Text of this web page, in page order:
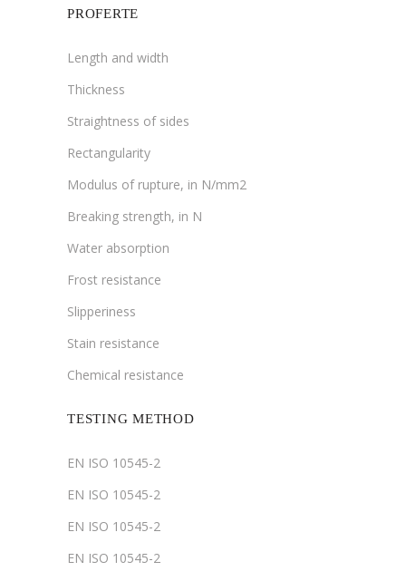
PROFERTE
Length and width
Thickness
Straightness of sides
Rectangularity
Modulus of rupture, in N/mm2
Breaking strength, in N
Water absorption
Frost resistance
Slipperiness
Stain resistance
Chemical resistance
TESTING METHOD
EN ISO 10545-2
EN ISO 10545-2
EN ISO 10545-2
EN ISO 10545-2